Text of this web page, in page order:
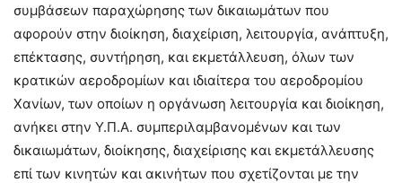
συμβάσεων παραχώρησης των δικαιωμάτων που
αφορούν στην διοίκηση, διαχείριση, λειτουργία, ανάπτυξη,
επέκτασης, συντήρηση, και εκμετάλλευση, όλων των
κρατικών αεροδρομίων και ιδιαίτερα του αεροδρομίου
Χανίων, των οποίων η οργάνωση λειτουργία και διοίκηση,
ανήκει στην Υ.Π.Α. συμπεριλαμβανομένων και των
δικαιωμάτων, διοίκησης, διαχείρισης και εκμετάλλευσης
επί των κινητών και ακινήτων που σχετίζονται με την